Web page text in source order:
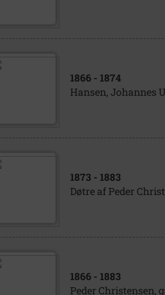
1866 - 1874
Hansen, Johannes
1873 - 1883
Døtre af Peder
1866 - 1883
Peder Christensen,